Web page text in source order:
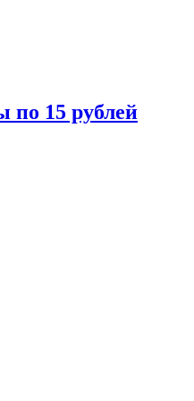
по 15 рублей